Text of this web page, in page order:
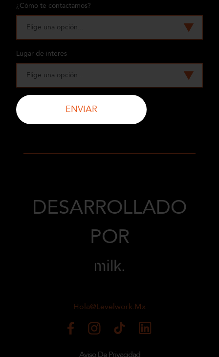
¿Cómo te contactamos?
Lugar de interes
ENVIAR
DESARROLLADO
POR
Hola@levelwork.mx
Aviso De Privacidad